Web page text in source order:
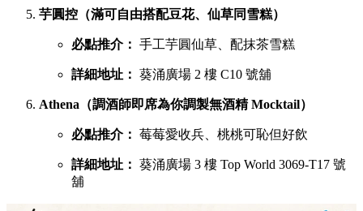
芋圓控（滿可自由搭配豆花、仙草同雪糕）
必點推介： 手工芋圓仙草、配抹茶雪糕
詳細地址： 葵涌廣場 2 樓 C10 號舖
Athena（調酒師即席為你調製無酒精 Mocktail）
必點推介： 莓莓愛收兵、桃桃可恥但好飲
詳細地址： 葵涌廣場 3 樓 Top World 3069-T17 號
舖